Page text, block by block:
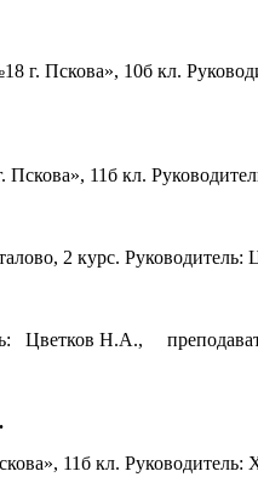
г. Пскова», 10б кл.
11б кл.
2 курс.
Цветков Н.А.,
11б кл.